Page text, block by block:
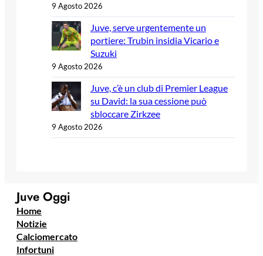
9 Agosto 2026
Juve, serve urgentemente un
portiere: Trubin insidia Vicario e
Suzuki
9 Agosto 2026
Juve, c’è un club di Premier League
su David: la sua cessione può
sbloccare Zirkzee
9 Agosto 2026
Juve Oggi
Home
Notizie
Calciomercato
Infortuni